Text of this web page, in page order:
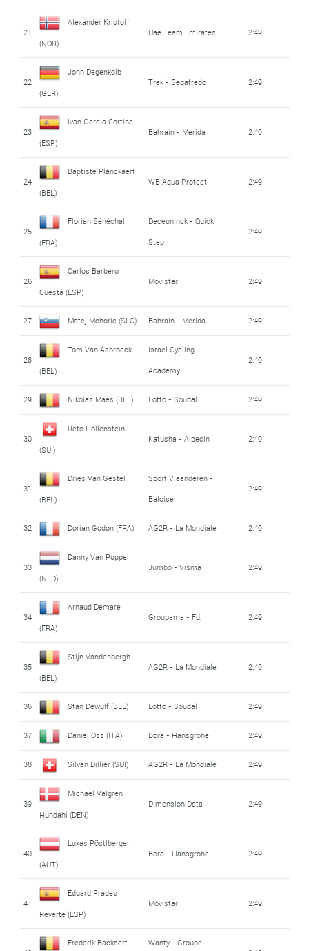
21
Alexander Kristoff
(NOR)
Uae Team Emirates 2:49
22
John Degenkolb
(GER)
Trek - Segafredo 2:49
23
Ivan Garcia Cortina
(ESP)
Bahrain - Merida 2:49
24
Baptiste Planckaert
(BEL)
WB Aqua Protect 2:49
25
Florian Sénéchal
(FRA)
Deceuninck - Quick
Step
2:49
26
Carlos Barbero
Cuesta (ESP)
Movistar 2:49
27 Matej Mohoric (SLO) Bahrain - Merida 2:49
28
Tom Van Asbroeck
(BEL)
Israel Cycling
Academy
2:49
29 Nikolas Maes (BEL) Lotto - Soudal 2:49
30
Reto Hollenstein
(SUI)
Katusha - Alpecin 2:49
31
Dries Van Gestel
(BEL)
Sport Vlaanderen -
Baloise
2:49
32 Dorian Godon (FRA) AG2R - La Mondiale 2:49
33
Danny Van Poppel
(NED)
Jumbo - Visma 2:49
34
Arnaud Démare
(FRA)
Groupama - Fdj 2:49
35
Stijn Vandenbergh
(BEL)
AG2R - La Mondiale 2:49
36 Stan Dewulf (BEL) Lotto - Soudal 2:49
37 Daniel Oss (ITA) Bora - Hansgrohe 2:49
38 Silvan Dillier (SUI) AG2R - La Mondiale 2:49
39
Michael Valgren
Hundahl (DEN)
Dimension Data 2:49
40
Lukas Pöstlberger
(AUT)
Bora - Hansgrohe 2:49
41
Eduard Prades
Reverte (ESP)
Movistar 2:49
Frederik Backaert
Wanty - Groupe